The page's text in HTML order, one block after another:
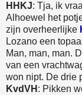
HHKJ: Tja, ik
Alhoewel het
zijn overheerlijke
Lozano een
Man, man, man.
van een
won nipt. De drie
KvdVH : Pikken